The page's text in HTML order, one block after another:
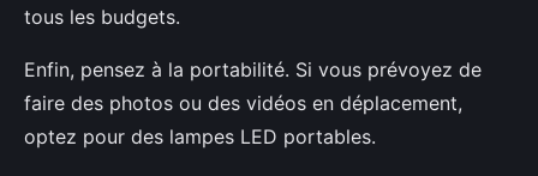
tous les budgets.
Enfin, pensez à la portabilité. Si vous prévoyez de
faire des photos ou des vidéos en déplacement,
optez pour des lampes LED portables.